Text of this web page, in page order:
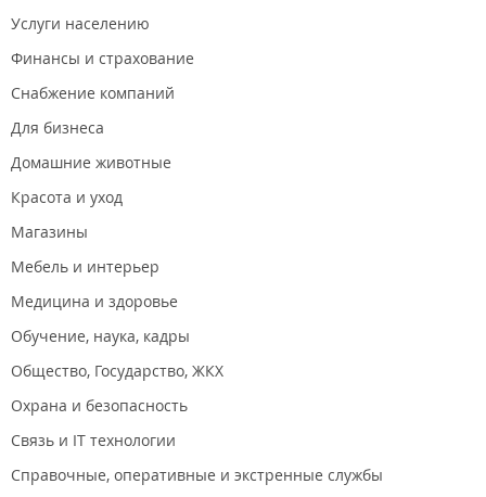
Услуги населению
Финансы и страхование
Снабжение компаний
Для бизнеса
Домашние животные
Красота и уход
Магазины
Мебель и интерьер
Медицина и здоровье
Обучение, наука, кадры
Общество, Государство, ЖКХ
Охрана и безопасность
Связь и IT технологии
Справочные, оперативные и экстренные службы